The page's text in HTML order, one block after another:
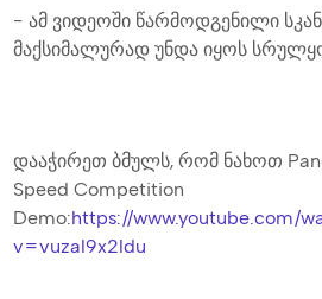
- ამ ვიდეოში წარმოდგენილი
მაქსიმალურად უნდა იყოს
დააჭირეთ ბმულს, რომ ნახოთ
Speed ​​Competition
Demo:https://www.youtube.com/
v=vuzal9x2ldu